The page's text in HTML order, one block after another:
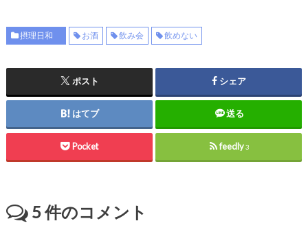
摂理日和 お酒 飲み会 飲めない
ポスト シェア
はてブ 送る
Pocket feedly3
5件のコメント